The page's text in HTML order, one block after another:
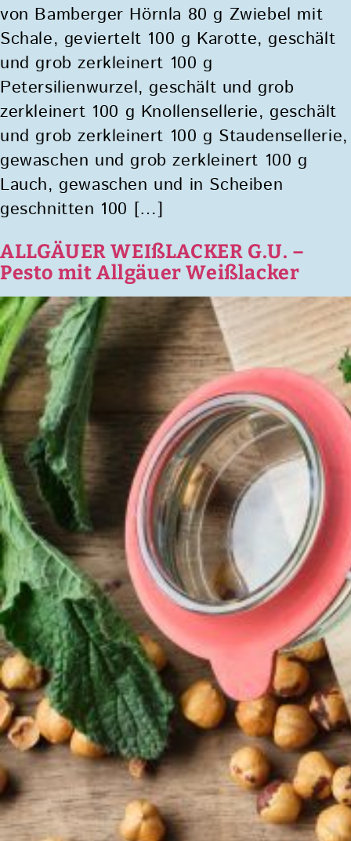
von Bamberger Hörnla 80 g Zwiebel mit
Schale, geviertelt 100 g Karotte, geschält
und grob zerkleinert 100 g
Petersilienwurzel, geschält und grob
zerkleinert 100 g Knollensellerie, geschält
und grob zerkleinert 100 g Staudensellerie,
gewaschen und grob zerkleinert 100 g
Lauch, gewaschen und in Scheiben
geschnitten 100 […]
ALLGÄUER WEIßLACKER G.U. –
Pesto mit Allgäuer Weißlacker